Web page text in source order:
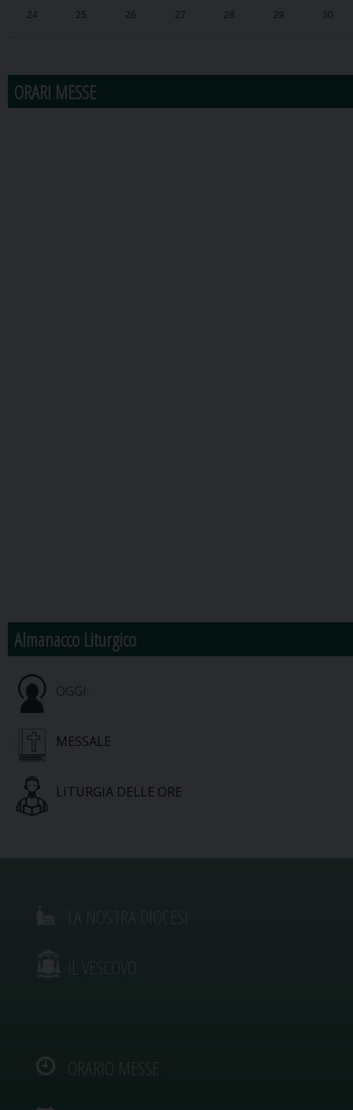
24 25 26 27 28 29 30
ORARI MESSE
Almanacco Liturgico
OGGI:
MESSALE
LITURGIA DELLE ORE
IL VESCOVO
ORARIO MESSE